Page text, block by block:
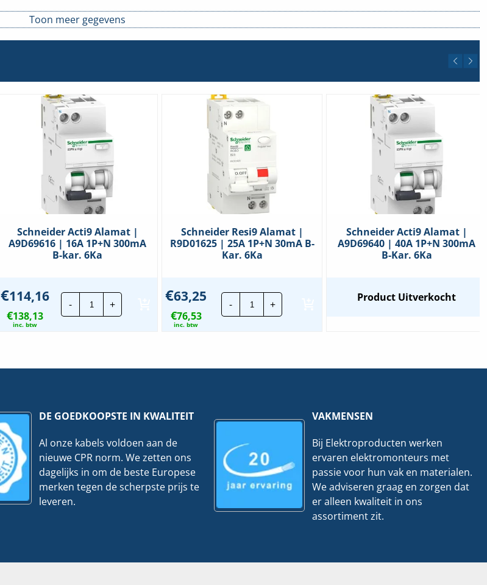
Toon meer gegevens
Schneider Acti9 Alamat |
A9D69616 | 16A 1P+N 300mA
B-kar. 6Ka
€114,16
€138,13
inc. btw
-
Schneider
Acti9
Alamat
hoeveelheid
+
Schneider Resi9 Alamat |
R9D01625 | 25A 1P+N 30mA B-
Kar. 6Ka
€63,25
€76,53
inc. btw
-
Schneider
Resi9
Alamat
+
Schneider Acti9 Alamat |
A9D69640 | 40A 1P+N 300mA
B-Kar. 6Ka
Product Uitverkocht
DE GOEDKOOPSTE IN KWALITEIT
Al onze kabels voldoen aan de
nieuwe CPR norm. We zetten ons
dagelijks in om de beste Europese
merken tegen de scherpste prijs te
leveren.
VAKMENSEN
Bij Elektroproducten werken
ervaren elektromonteurs met
passie voor hun vak en materialen.
We adviseren graag en zorgen dat
er alleen kwaliteit in ons
assortiment zit.